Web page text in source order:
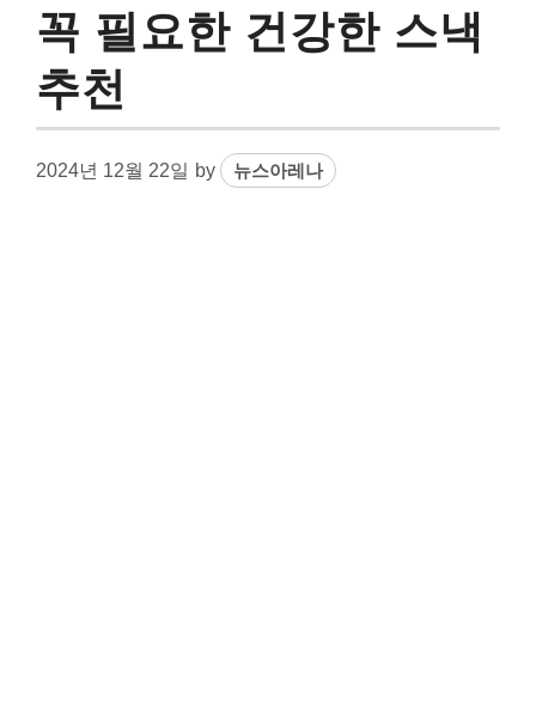
꼭 필요한 건강한 스낵
추천
2024년 12월 22일 by 뉴스아레나